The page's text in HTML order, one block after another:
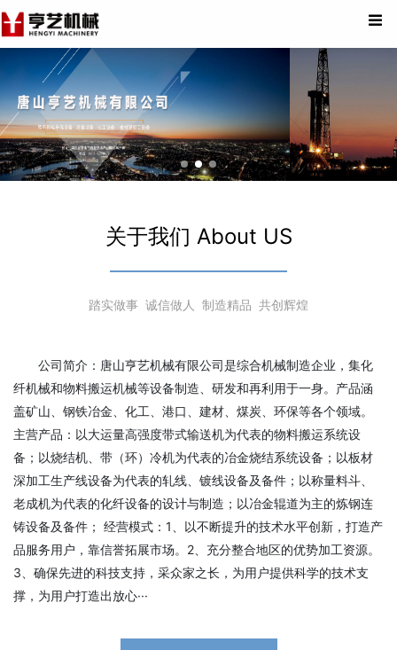
关于我们 About US
踏实做事 诚信做人 制造精品 共创辉煌
公司简介：唐山亨艺机械有限公司是综合机械制造企业，集化
纤机械和物料搬运机械等设备制造、研发和再利用于一身。产品涵
盖矿山、钢铁冶金、化工、港口、建材、煤炭、环保等各个领域。
主营产品：以大运量高强度带式输送机为代表的物料搬运系统设
备；以烧结机、带（环）冷机为代表的冶金烧结系统设备；以板材
深加工生产线设备为代表的轧线、镀线设备及备件；以称量料斗、
老成机为代表的化纤设备的设计与制造；以冶金辊道为主的炼钢连
铸设备及备件； 经营模式：1、以不断提升的技术水平创新，打造产
品服务用户，靠信誉拓展市场。2、充分整合地区的优势加工资源。
3、确保先进的科技支持，采众家之长，为用户提供科学的技术支
撑，为用户打造出放心···